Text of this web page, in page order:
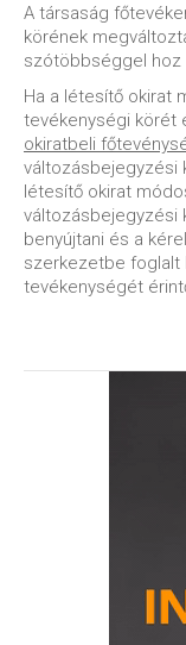
A társaság
körének
szótöbbséggel hoz
Ha a létesítő okirat
tevékenységi körét
okiratbeli
változásbejegyzési
létesítő okirat
változásbejegyzési
benyújtani és a
szerkezetbe foglalt
tevékenységét